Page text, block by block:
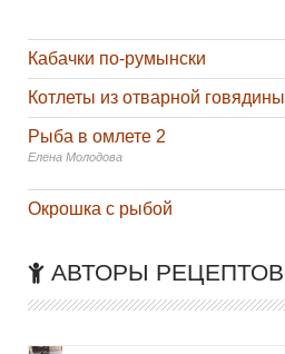
Кабачки по-румынски
Котлеты из отварной говядины
Рыба в омлете 2
Елена Молодова
Окрошка с рыбой
АВТОРЫ РЕЦЕПТОВ